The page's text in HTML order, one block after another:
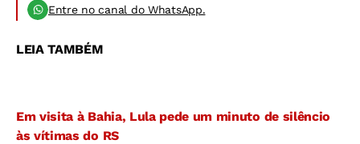
Entre no canal do WhatsApp.
LEIA TAMBÉM
Em visita à Bahia, Lula pede um minuto de silêncio
às vítimas do RS